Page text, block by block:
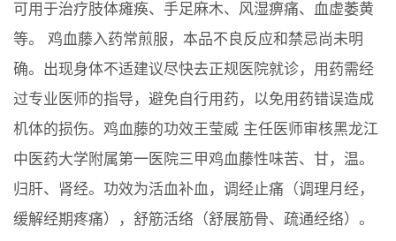
可用于治疗肢体瘫痪、手足麻木、风湿痹痛、血虚萎黄
等。 鸡血藤入药常煎服，本品不良反应和禁忌尚未明
确。出现身体不适建议尽快去正规医院就诊，用药需经
过专业医师的指导，避免自行用药，以免用药错误造成
机体的损伤。鸡血藤的功效王莹威 主任医师审核黑龙江
中医药大学附属第一医院三甲鸡血藤性味苦、甘，温。
归肝、肾经。功效为活血补血，调经止痛（调理月经，
缓解经期疼痛），舒筋活络（舒展筋骨、疏通经络）。